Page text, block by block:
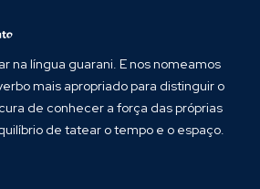
na língua guarani. E nos nomeamos
mais apropriado para distinguir o
de conhecer a força das próprias
de tatear o tempo e o espaço.